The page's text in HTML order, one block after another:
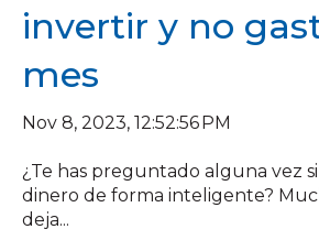
invertir y no
mes
Nov 8, 2023, 12:52:56 PM
¿Te has preguntado alguna vez
dinero de forma inteligente?
deja...